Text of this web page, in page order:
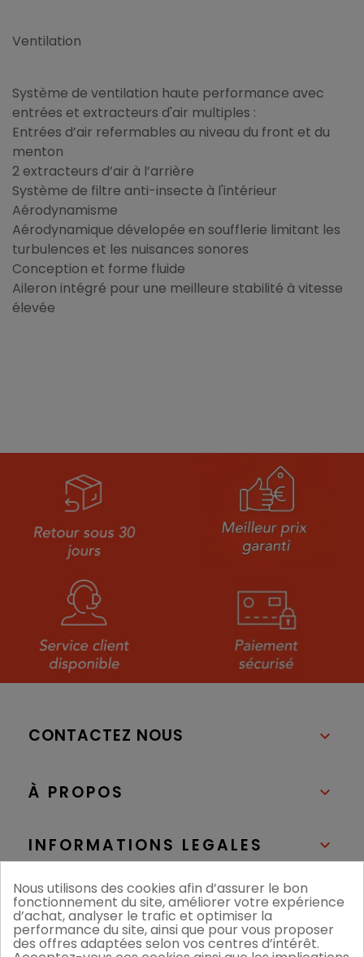
Ventilation
Système de ventilation haute performance avec
entrées et extracteurs d'air multiples :
Entrées d’air refermables au niveau du front et du
menton
2 extracteurs d’air à l’arrière
Système de filtre anti-insecte à l'intérieur
Aérodynamisme
Aérodynamique dévelopée en soufflerie limitant les
turbulences et les nuisances sonores
Conception et forme fluide
Aileron intégré pour une meilleure stabilité à vitesse
élevée
CONTACTEZ NOUS 
À PROPOS 
INFORMATIONS LEGALES 
NOS BOUTIQUES 
Nous utilisons des cookies afin d’assurer le bon
fonctionnement du site, améliorer votre expérience
d’achat, analyser le trafic et optimiser la
performance du site, ainsi que pour vous proposer
des offres adaptées selon vos centres d’intérêt.